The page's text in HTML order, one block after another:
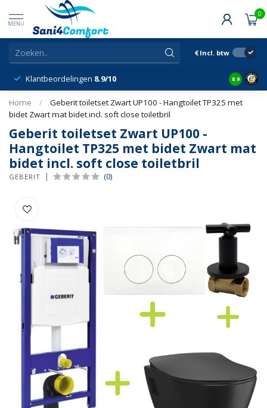
MENU
0
€ Incl. btw
Klantbeordelingen 8.9/10 8.9
Home /
Geberit toiletset Zwart UP100 - Hangtoilet TP325 met
bidet Zwart mat bidet incl. soft close toiletbril
Geberit toiletset Zwart UP100 -
Hangtoilet TP325 met bidet Zwart mat
bidet incl. soft close toiletbril
GEBERIT (0)